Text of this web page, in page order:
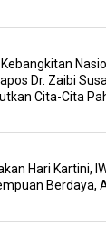
Kebangkitan
Dr. Zaibi
Cita-Cita
Hari Kartini,
Berdaya,